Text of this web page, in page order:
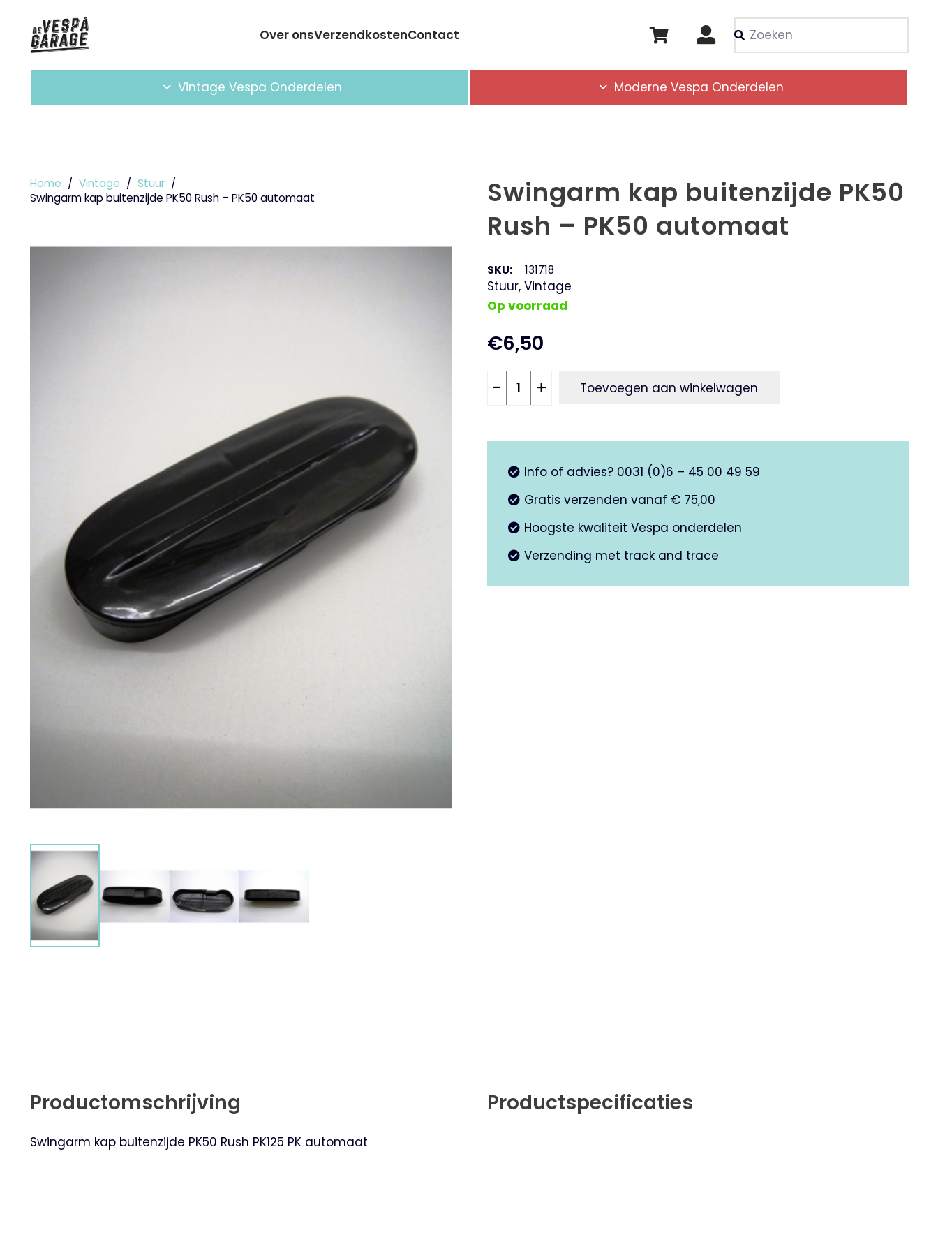
Over onsVerzendkostenContact
Als de resultaten voor
Vintage Vespa Onderdelen Moderne Vespa Onderdelen
Home / Vintage / Stuur /
Swingarm kap buitenzijde PK50 Rush – PK50 automaat
Swingarm kap buitenzijde PK50
Rush – PK50 automaat
SKU: 131718
Stuur, Vintage
Op voorraad
€6,50
Swingarm
PK50
PK50
automaat
aantal
- + Toevoegen aan winkelwagen
Info of advies? 0031 (0)6 – 45 00 49 59
Gratis verzenden vanaf € 75,00
Hoogste kwaliteit Vespa onderdelen
Verzending met track and trace
Productomschrijving
Swingarm kap buitenzijde PK50 Rush PK125 PK automaat
Productspecificaties